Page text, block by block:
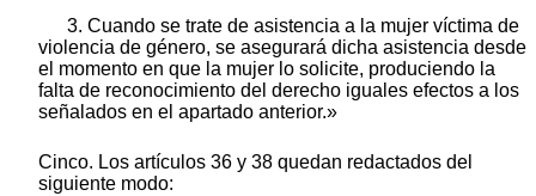
3. Cuando se trate de asistencia a la mujer víctima de
violencia de género, se asegurará dicha asistencia desde
el momento en que la mujer lo solicite, produciendo la
falta de reconocimiento del derecho iguales efectos a los
señalados en el apartado anterior.»
Cinco. Los artículos 36 y 38 quedan redactados del
siguiente modo: